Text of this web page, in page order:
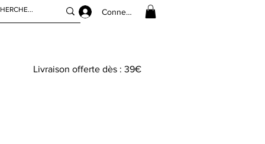
Connexion
Livraison offerte dès : 39€